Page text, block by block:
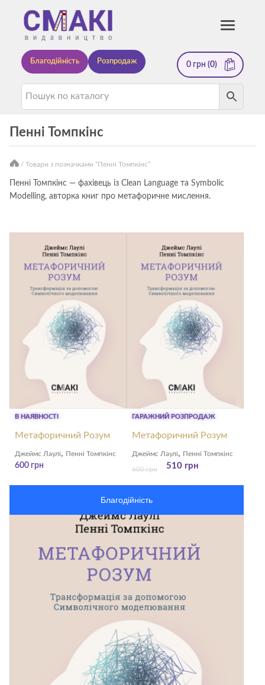
—
видавництво
Toggle
Благодійність Розпродаж 0 грн (0)
Пенні Томпкінс
/ Товари з позначками “Пенні Томпкінс”
Книги
автора
Томпкінс
видавництво
Смакі
Пенні Томпкінс — фахівець із Clean Language та Symbolic
Modelling, авторка книг про метафоричне мислення.
В НАЯВНОСТІ
Метафоричний Розум
Джеймс Лаулі, Пенні Томпкінс
600 грн
ГАРАЖНИЙ РОЗПРОДАЖ
Метафоричний Розум
Джеймс Лаулі, Пенні Томпкінс
600грн 510 грн
Благодійність